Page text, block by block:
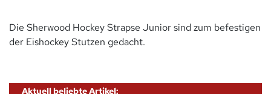
Die Sherwood Hockey Strapse Junior sind zum befestigen
der Eishockey Stutzen gedacht.
Aktuell beliebte Artikel: